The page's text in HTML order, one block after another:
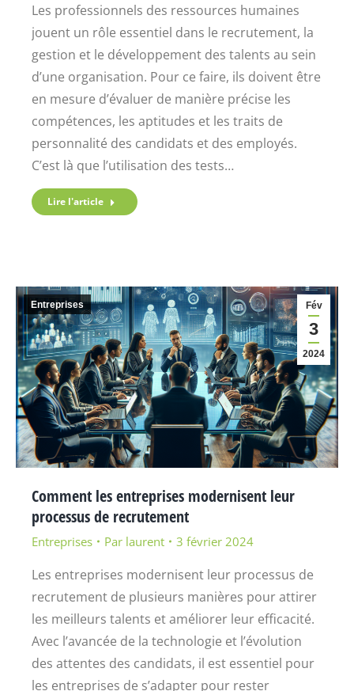
Les professionnels des ressources humaines
jouent un rôle essentiel dans le recrutement, la
gestion et le développement des talents au sein
d’une organisation. Pour ce faire, ils doivent être
en mesure d’évaluer de manière précise les
compétences, les aptitudes et les traits de
personnalité des candidats et des employés.
C’est là que l’utilisation des tests…
Lire l'article
Fév
3
2024
Entreprises
Comment les entreprises modernisent leur
processus de recrutement
Entreprises Par laurent 3 février 2024
Les entreprises modernisent leur processus de
recrutement de plusieurs manières pour attirer
les meilleurs talents et améliorer leur efficacité.
Avec l’avancée de la technologie et l’évolution
des attentes des candidats, il est essentiel pour
les entreprises de s’adapter pour rester